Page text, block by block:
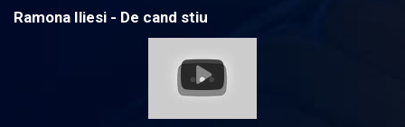
Ramona Iliesi - De cand stiu